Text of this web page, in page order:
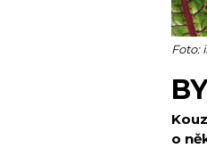
Foto:
o